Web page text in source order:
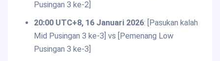
Pusingan 3 ke-2]
20:00 UTC+8, 16 Januari 2026: [Pasukan kalah
Mid Pusingan 3 ke-3] vs [Pemenang Low
Pusingan 3 ke-3]